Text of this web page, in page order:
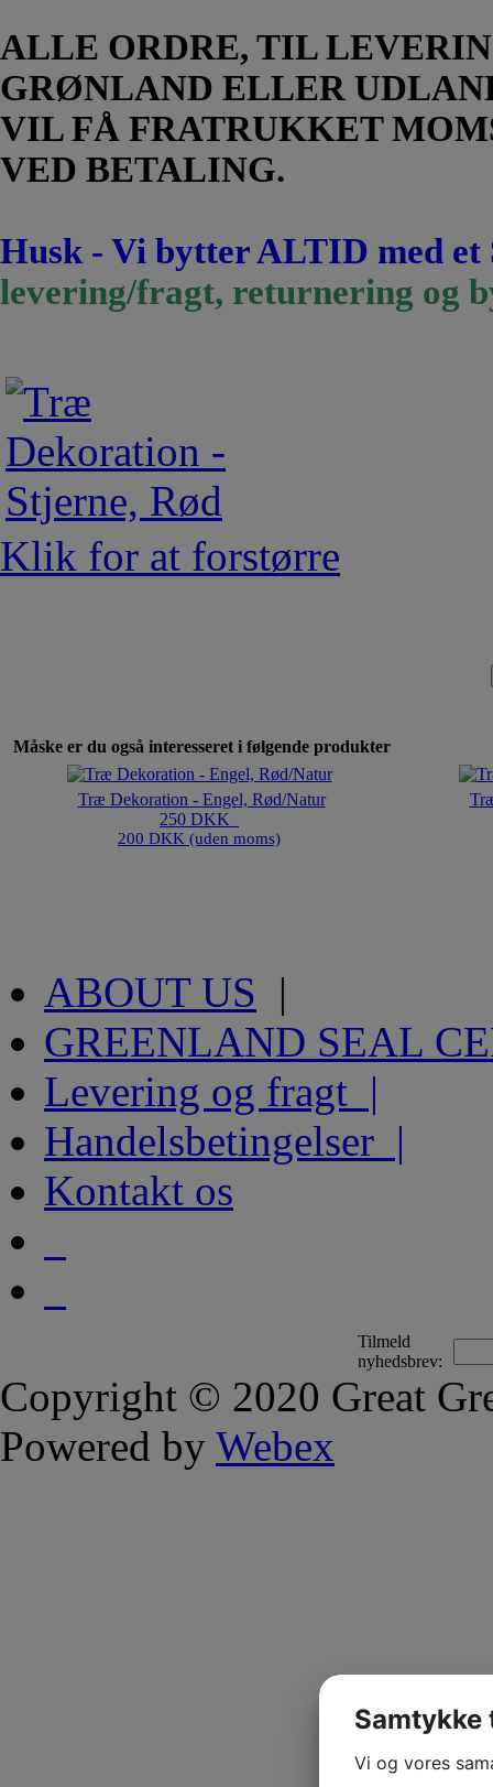
ALLE ORDRE, TIL
GRØNLAND ELLER
VIL FÅ FRATRUKKET
VED BETALING.
Husk - Vi bytter ALTID med
levering/fragt, returnering og
Klik for at forstørre
Måske er du også interesseret i følgende produkter
Træ Dekoration - Engel, Rød/Natur
250 DKK
200 DKK (uden moms)
ABOUT US |
GREENLAND SEAL
Levering og fragt |
Handelsbetingelser |
Kontakt os
Tilmeld
nyhedsbrev:
Copyright © 2020 Great
Powered by Webex
Vi og vores